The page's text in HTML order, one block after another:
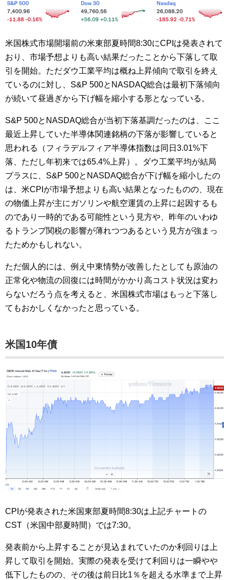
米国株式市場開場前の米東部夏時間8:30にCPIは発表されて
おり、市場予想よりも高い結果だったことから下落して取
引を開始。ただダウ工業平均は概ね上昇傾向で取引を終え
ているのに対し、S&P 500とNASDAQ総合は最初下落傾向
が続いて昼過ぎから下げ幅を縮小する形となっている。
S&P 500とNASDAQ総合が当初下落基調だったのは、ここ
最近上昇していた半導体関連銘柄の下落が影響していると
思われる（フィラデルフィア半導体指数は同日3.01%下
落、ただし年初来では65.4%上昇）。ダウ工業平均が結局
プラスに、S&P 500とNASDAQ総合が下げ幅を縮小したの
は、米CPIが市場予想よりも高い結果となったものの、現在
の物価上昇が主にガソリンや航空運賃の上昇に起因するも
のであり一時的である可能性という見方や、昨年のいわゆ
るトランプ関税の影響が薄れつつあるという見方が強まっ
たためかもしれない。
ただ個人的には、例え中東情勢が改善したとしても原油の
正常化や物流の回復には時間がかかり高コスト状況は変わ
らないだろう点を考えると、米国株式市場はもっと下落し
てもおかしくなかったと思っている。
米国10年債
CPIが発表された米国東部夏時間8:30は上記チャートの
CST（米国中部夏時間）では7:30。
発表前から上昇することが見込まれていたのか利回りは上
昇して取引を開始。実際の発表を受けて利回りは一瞬やや
低下したものの、その後は前日比1％を超える水準まで上昇